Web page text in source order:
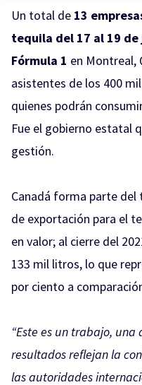
Un total de 13
tequila del 17 al 19 de
Fórmula 1 en Montreal,
asistentes de los 400
quienes podrán
Fue el gobierno estatal
gestión.
Canadá forma parte del
de exportación para el
en valor; al cierre del
133 mil litros, lo que
por ciento a
“Este es un trabajo,
resultados reflejan la
las autoridades